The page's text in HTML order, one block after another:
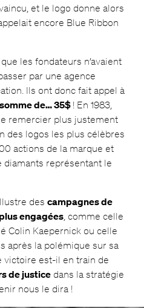
et le logo donne alors
encore Blue Ribbon
les fondateurs n’avaient
par une agence
Ils ont donc fait appel à
de… 35$ ! En 1983,
remercier plus justement
des logos les plus célèbres
actions de la marque et
diamants représentant le
des campagnes de
engagées, comme celle
Colin Kaepernick ou celle
après la polémique sur sa
victoire est-il en train de
de justicedans la stratégie
nous le dira !